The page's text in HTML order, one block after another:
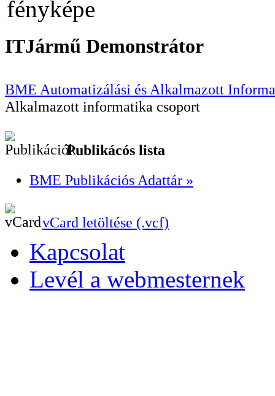
ITJármű Demonstrátor
BME Automatizálási és Alkalmazott
Alkalmazott informatika csoport
Publikácós lista
BME Publikációs Adattár »
vCard letöltése (.vcf)
Kapcsolat
Levél a webmesternek